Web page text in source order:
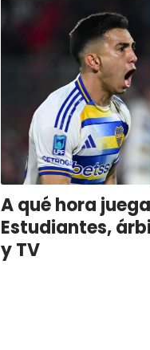
A qué hora
Estudiantes,
y TV